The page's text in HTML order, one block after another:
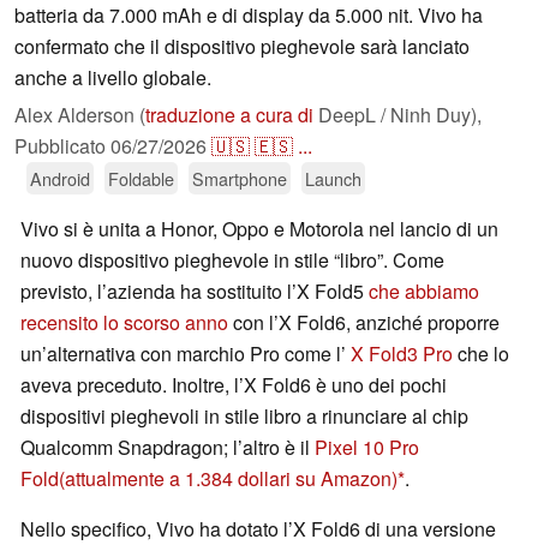
batteria da 7.000 mAh e di display da 5.000 nit. Vivo ha
confermato che il dispositivo pieghevole sarà lanciato
anche a livello globale.
Alex Alderson (traduzione a cura di DeepL / Ninh Duy),
Pubblicato 06/27/2026🇺🇸🇪🇸 ...
Android Foldable Smartphone Launch
Vivo si è unita a Honor, Oppo e Motorola nel lancio di un
nuovo dispositivo pieghevole in stile “libro”. Come
previsto, l’azienda ha sostituito l’X Fold5che abbiamo
recensito lo scorso annocon l’X Fold6, anziché proporre
un’alternativa con marchio Pro come l’ X Fold3 Proche lo
aveva preceduto. Inoltre, l’X Fold6 è uno dei pochi
dispositivi pieghevoli in stile libro a rinunciare al chip
Qualcomm Snapdragon; l’altro è il Pixel 10 Pro
Fold(attualmente a 1.384 dollari su Amazon) .
Nello specifico, Vivo ha dotato l’X Fold6 di una versione